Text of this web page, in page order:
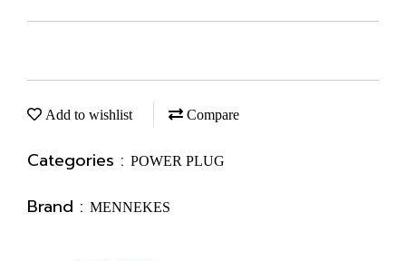
Add to wishlist Compare
Categories : POWER PLUG
Brand : MENNEKES